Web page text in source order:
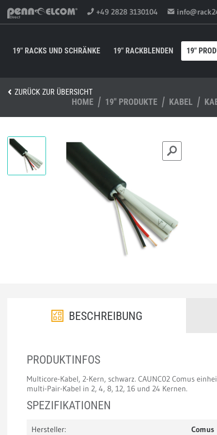
+49 2828 3130104
19" RACKS UND SCHRÄNKE 19" RACKBLENDEN 19"
ZURÜCK ZUR ÜBERSICHT
HOME 19" PRODUKTE KABEL
BESCHREIBUNG
PRODUKTINFOS
Multicore-Kabel, 2-Kern, schwarz. CAUNC02 Comus
multi-Pair-Kabel in 2, 4, 8, 12, 16 und 24 Kernen.
SPEZIFIKATIONEN
Hersteller:
Comus